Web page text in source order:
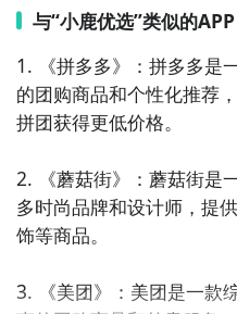
与“小鹿优选”类似的APP
1. 《拼多多》：拼多多是
的团购商品和个性化推荐
拼团获得更低价格。
2. 《蘑菇街》：蘑菇街是
多时尚品牌和设计师，提
饰等商品。
3. 《美团》：美团是一款